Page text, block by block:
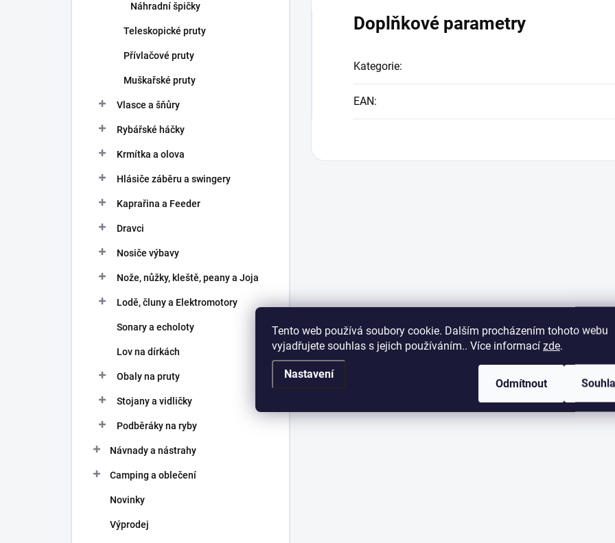
Tento web používá soubory cookie. Dalším procházením tohoto webu
vyjadřujete souhlas s jejich používáním.. Více informací zde.
Nastavení
Odmítnout
Náhradní špičky
Teleskopické pruty
Přívlačové pruty
Muškařské pruty
Vlasce a šňůry
Rybářské háčky
Krmítka a olova
Hlásiče záběru a swingery
Kaprařina a Feeder
Dravci
Nosiče výbavy
Nože, nůžky, kleště, peany a Joja
Lodě, čluny a Elektromotory
Sonary a echoloty
Lov na dírkách
Obaly na pruty
Stojany a vidličky
Podběráky na ryby
Návnady a nástrahy
Camping a oblečení
Novinky
Výprodej
Doplňkové parametry
Kategorie:
EAN: